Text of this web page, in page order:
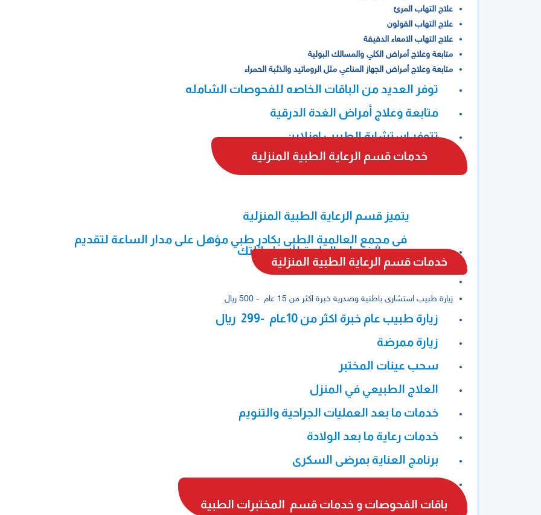
علاج التهاب المرئ
علاج التهاب القولون
علاج التهاب الامعاء الدقيقة
متابعة وعلاج أمراض الكلي والمسالك البولية
متابعة وعلاج أمراض الجهاز المناعي مثل الروماتيد والذئبة الحمراء
توفر العديد من الباقات الخاصه للفحوصات الشامله
متابعة وعلاج أمراض الغدة الدرقية
تتوفر استشارة الطبيب اونلاين
خدمات قسم الرعاية الطبية المنزلية
يتميز قسم الرعاية الطبية المنزلية
فى مجمع العالمية الطبى بكادر طبي مؤهل على مدار الساعة لتقديم
جميع الخدمات الطبية لك ولعائلتك
خدمات قسم الرعاية الطبية المنزلية
زيارة طبيب استشارى باطنية وصدرية خبرة اكثر من 15 عام - 500 ريال
زيارة طبيب عام خبرة اكثر من 10عام -299 ريال
زيارة ممرضة
سحب عينات المختبر
العلاج الطبيعي في المنزل
خدمات ما بعد العمليات الجراحية والتنويم
خدمات رعاية ما بعد الولادة
برنامج العناية بمرضى السكرى
العناية بكبار السن
باقات الفحوصات و خدمات قسم المختبرات الطبية